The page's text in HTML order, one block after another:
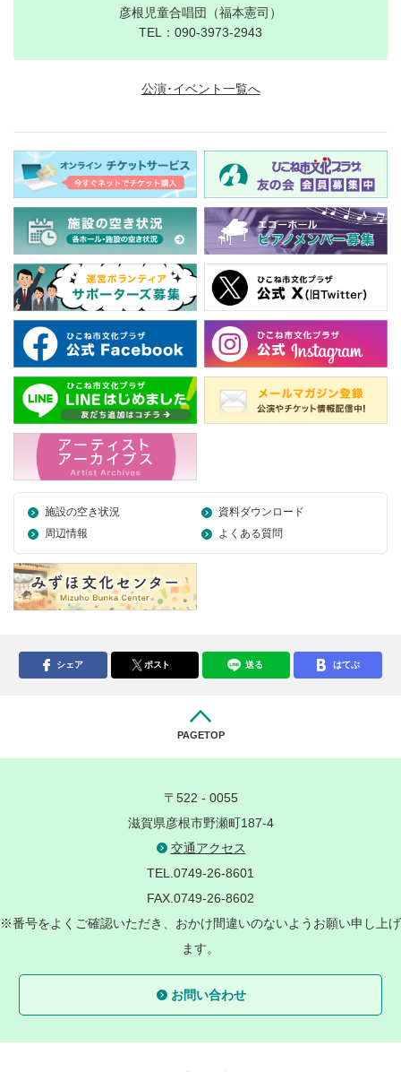
彦根児童合唱団（福本憲司）
TEL：090-3973-2943
公演･イベント一覧へ
施設の空き状況
資料ダウンロード
周辺情報
よくある質問
シェア ポスト 送る はてぶ
PAGETOP
〒522 - 0055
滋賀県彦根市野瀬町187-4
交通アクセス
TEL.0749-26-8601
FAX.0749-26-8602
※番号をよくご確認いただき、おかけ間違いのないようお願い申し上げ
ます。
お問い合わせ